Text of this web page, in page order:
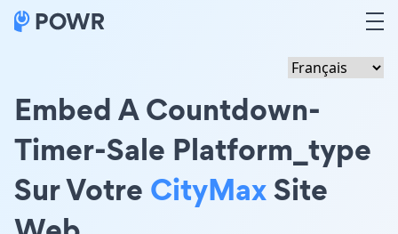
Embed A Countdown-
Timer-Sale Platform_type
Sur Votre CityMaxSite